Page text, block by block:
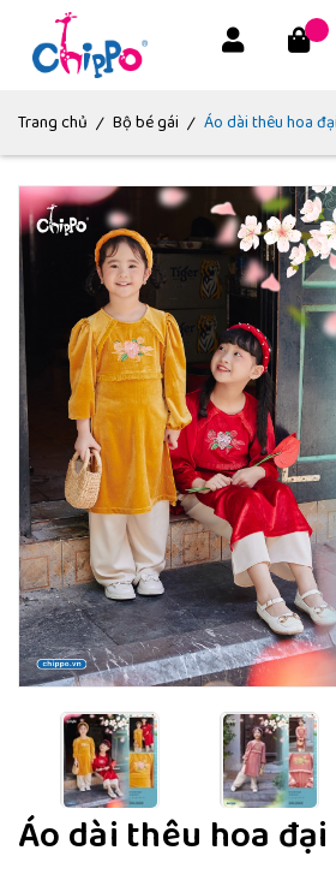
Trang chủ | Bộ bé gái | Áo dài thêu hoa đại
Áo dài thêu hoa đại